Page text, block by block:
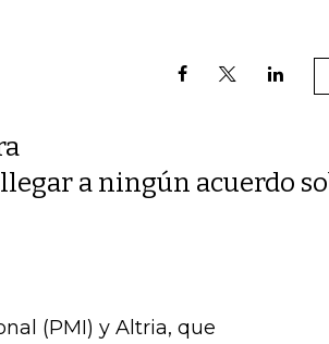
a ningún acuerdo
(PMI) y Altria, que